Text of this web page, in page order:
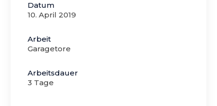
Datum
10. April 2019
Arbeit
Garagetore
Arbeitsdauer
3 Tage